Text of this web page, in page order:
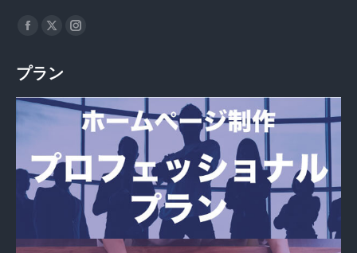
私達を見つけてください：
Facebook
opens
in
new
X
opens
in
new
window
Instagram
in
new
window
プラン